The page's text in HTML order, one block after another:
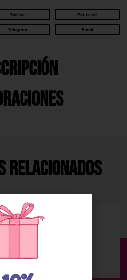
Twitter Pinterest
Telegram Email
Relacionados
superiores a 49 €